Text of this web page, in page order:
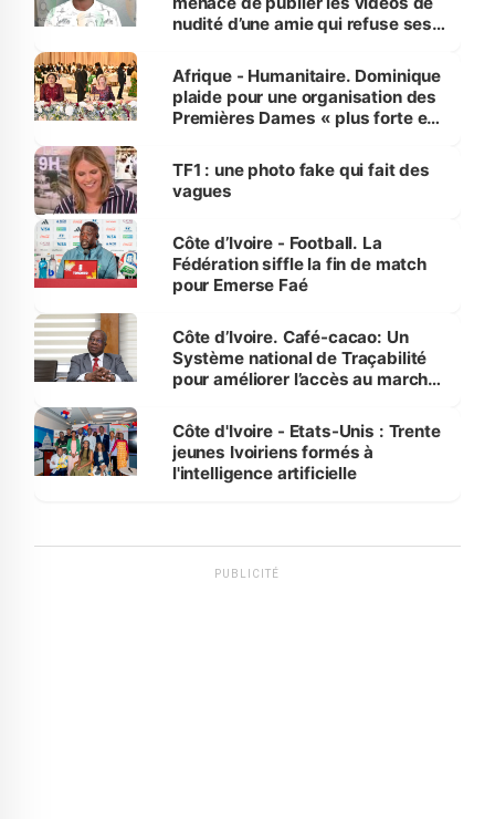
nudité d’une amie qui refuse ses
Afrique - Humanitaire. Dominique
plaide pour une organisation des
Premières Dames « plus forte et
sur la scène internationale »
TF1 : une photo fake qui fait des
vagues
Côte d’Ivoire - Football. La
Fédération siffle la fin de match
pour Emerse Faé
Côte d’Ivoire. Café-cacao: Un
Système national de Traçabilité
pour améliorer l’accès au marché
Côte d'Ivoire - Etats-Unis : Trente
jeunes Ivoiriens formés à
l'intelligence artificielle
PUBLICITÉ